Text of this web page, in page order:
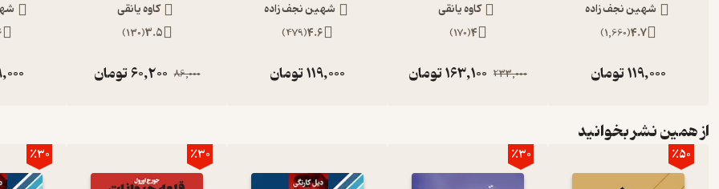
شهین نجف زاده
4.7
(
1,660
)
119,000تومان
کاوه یانقی
4
(
170
)
233,000
163,100تومان
شهین نجف زاده
4.6
(
479
)
119,000تومان
کاوه یانقی
3.5
(
130
)
86,000
60,200تومان
از همین نشر بخوانید
٪50 ٪30 ٪30 ٪30